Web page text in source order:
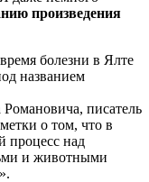
произведения
болезни в Ялте
названием
писатель
о том, что в
процесс над
и животными